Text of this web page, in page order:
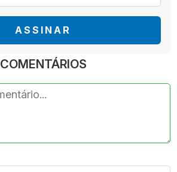
ASSINAR
COMENTÁRIOS